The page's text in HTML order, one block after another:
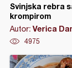
Svinjska rebra
krompirom
Autor: Verica
4975